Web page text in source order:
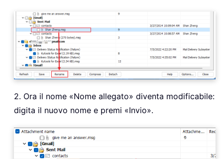
2. Ora il nome «Nome allegato» diventa modificabile:
digita il nuovo nome e premi «Invio».